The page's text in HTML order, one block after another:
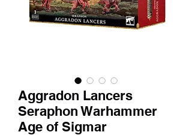
Aggradon Lancers
Seraphon Warhammer
Age of Sigmar